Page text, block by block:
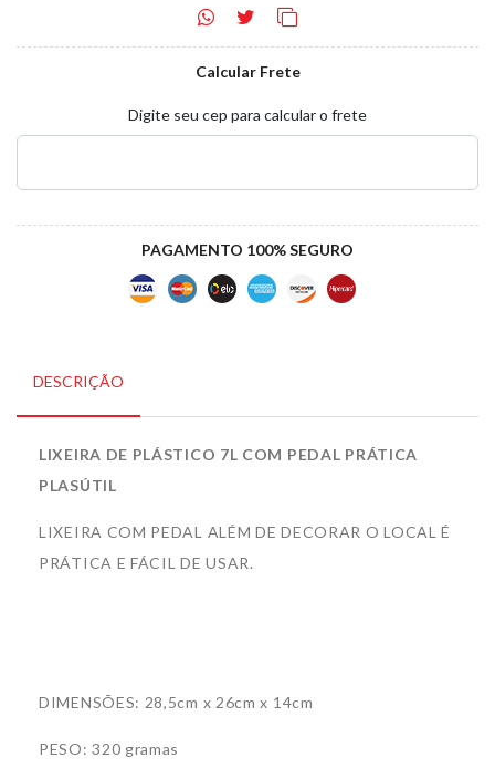
Calcular Frete
Digite seu cep para calcular o frete
PAGAMENTO 100% SEGURO
DESCRIÇÃO
LIXEIRA DE PLÁSTICO 7L COM PEDAL PRÁTICA
PLASÚTIL
LIXEIRA COM PEDAL ALÉM DE DECORAR O LOCAL É
PRÁTICA E FÁCIL DE USAR.
DIMENSÕES: 28,5cm x 26cm x 14cm
PESO: 320 gramas